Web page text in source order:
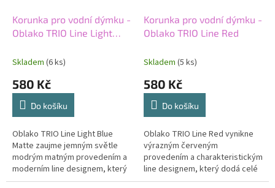
Korunka pro vodní dýmku -
Oblako TRIO Line Light
Skladem (6 ks)
580 Kč
Do košíku
Oblako TRIO Line Light Blue
Matte zaujme jemným světle
modrým matným provedením a
moderním line designem, který
dodá celé sestavě čistý a
Korunka pro vodní dýmku -
Oblako TRIO Line Red
Skladem (5 ks)
580 Kč
Do košíku
Oblako TRIO Line Red vynikne
výrazným červeným
provedením a charakteristickým
line designem, který dodá celé
sestavě moderní a energický